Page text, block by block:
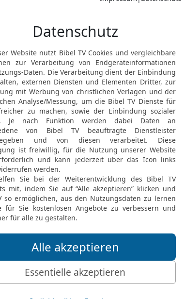
genommen und für
denn er sprach: Ich
Erinnerung zu halten;
seinem Namen, und
bis zu diesem Tag.
19 Achimaaz aber, der
hinlaufen und dem
HERR ihm Recht
20 Joab aber sprach zu
Botschaft! An einem
bringen, heute aber
denn der Sohn des
Aber zu dem
König, was du gesehen
Joab und lief davon.
22 Achimaaz aber, der
Wie es auch kommen
Kuschiten herlaufen!
laufen, mein Sohn? Dir
Botschaft zuteil!
23 — Wie es auch
sprach er zu ihm: So